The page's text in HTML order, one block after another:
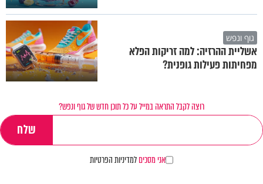
גוף ונפש
אשליית ההרזיה: למה זריקות הפלא
מפחיתות פעילות גופנית?
רוצה לקבל התראה במייל על כל תוכן חדש של גוף ונפש?
אני מסכיםלמדיניות הפרטיות